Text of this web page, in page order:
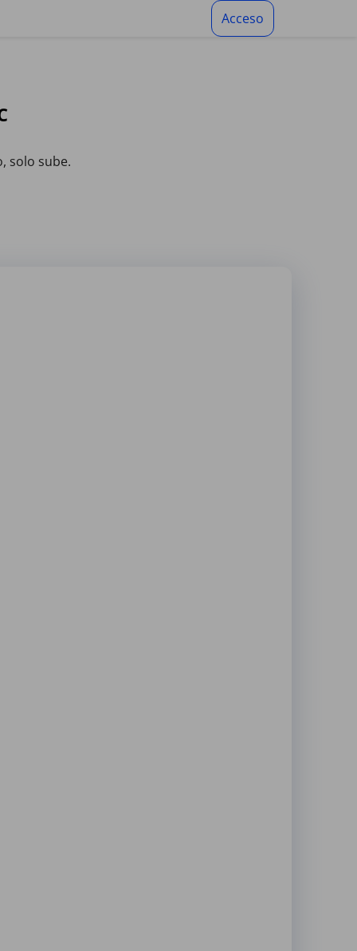
Acceso
solo sube.